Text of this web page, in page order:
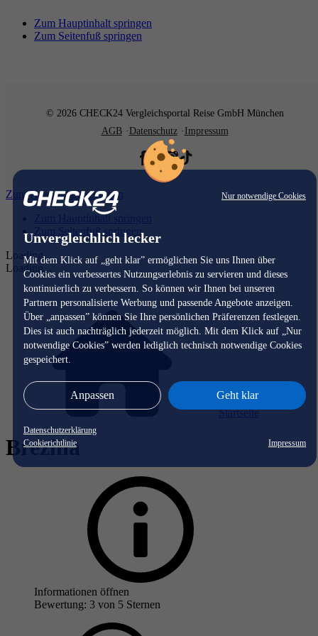
Nur notwendige Cookies
Unvergleichlich lecker
Mit dem Klick auf „geht klar” ermöglichen Sie uns Ihnen über
Cookies ein verbessertes Nutzungserlebnis zu servieren und dieses
kontinuierlich zu verbessern. So können wir Ihnen bei unseren
Partnern personalisierte Werbung und passende Angebote anzeigen.
Über „anpassen” können Sie Ihre persönlichen Präferenzen festlegen.
Dies ist auch nachträglich jederzeit möglich. Mit dem Klick auf „Nur
notwendige Cookies” werden lediglich technisch notwendige Cookies
gespeichert.
Anpassen Geht klar
Datenschutzerklärung
Cookierichtlinie
Impressum
Zum Hauptinhalt springen
Zum Seitenfuß springen
© 2026 CHECK24 Vergleichsportal Reise GmbH München
AGB
Datenschutz Impressum
Zum Hauptinhalt springen
Zum Hauptinhalt springen
Zum Seitenfuß springen
Loading...
Loading...
Startseite
Brezina
Informationen öffnen
Bewertung: 3 von 5 Sternen